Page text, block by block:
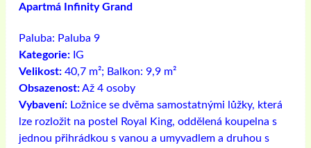
Apartmá Infinity Grand
Paluba: Paluba 9
Kategorie: IG
Velikost: 40,7 m²; Balkon: 9,9 m²
Obsazenost:Až 4 osoby
Vybavení: Ložnice se dvěma samostatnými lůžky, která
lze rozložit na postel Royal King, oddělená koupelna s
jednou přihrádkou s vanou a umyvadlem a druhou s